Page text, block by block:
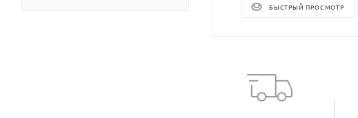
БЫСТРЫЙ ПРОСМОТР